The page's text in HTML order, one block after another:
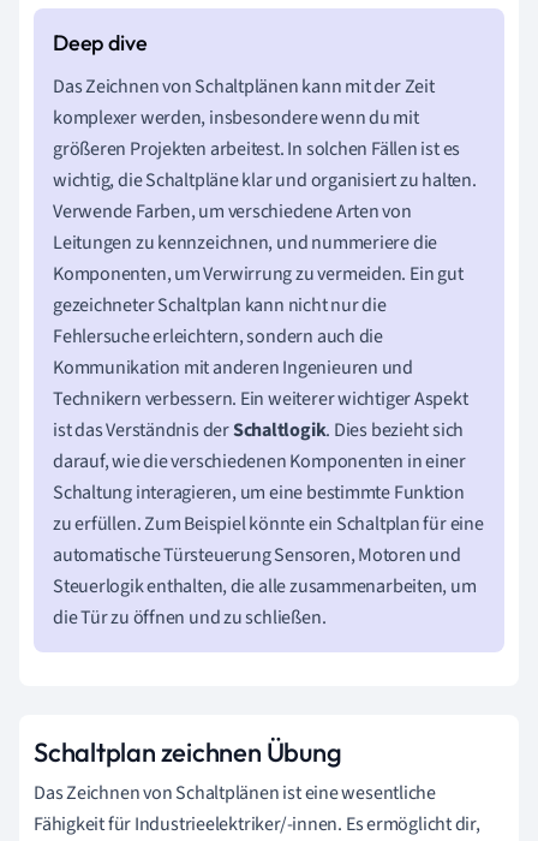
Das Zeichnen von Schaltplänen kann mit der Zeit
komplexer werden, insbesondere wenn du mit
größeren Projekten arbeitest. In solchen Fällen ist es
wichtig, die Schaltpläne klar und organisiert zu halten.
Verwende Farben, um verschiedene Arten von
Leitungen zu kennzeichnen, und nummeriere die
Komponenten, um Verwirrung zu vermeiden. Ein gut
gezeichneter Schaltplan kann nicht nur die
Fehlersuche erleichtern, sondern auch die
Kommunikation mit anderen Ingenieuren und
Technikern verbessern. Ein weiterer wichtiger Aspekt
ist das Verständnis derSchaltlogik. Dies bezieht sich
darauf, wie die verschiedenen Komponenten in einer
Schaltung interagieren, um eine bestimmte Funktion
zu erfüllen. Zum Beispiel könnte ein Schaltplan für eine
automatische Türsteuerung Sensoren, Motoren und
Steuerlogik enthalten, die alle zusammenarbeiten, um
die Tür zu öffnen und zu schließen.
Schaltplan zeichnen Übung
Das Zeichnen von Schaltplänen ist eine wesentliche
Fähigkeit für Industrieelektriker/-innen. Es ermöglicht dir,